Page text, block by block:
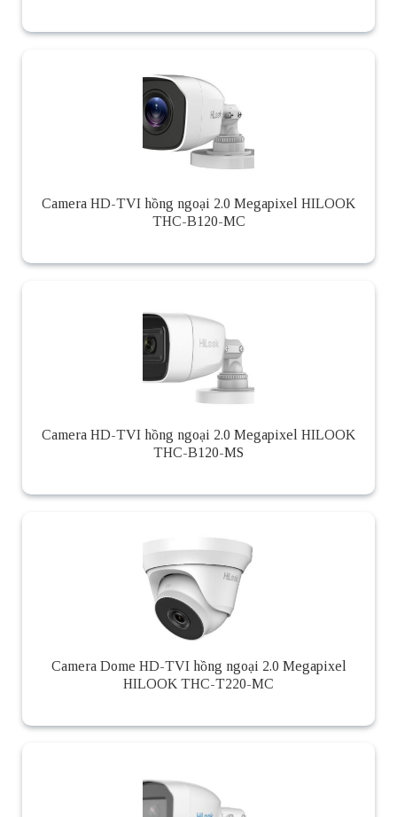
Camera HD-TVI hồng ngoại 2.0 Megapixel HILOOK
THC-B120-MC
Camera HD-TVI hồng ngoại 2.0 Megapixel HILOOK
THC-B120-MS
Camera Dome HD-TVI hồng ngoại 2.0 Megapixel
HILOOK THC-T220-MC